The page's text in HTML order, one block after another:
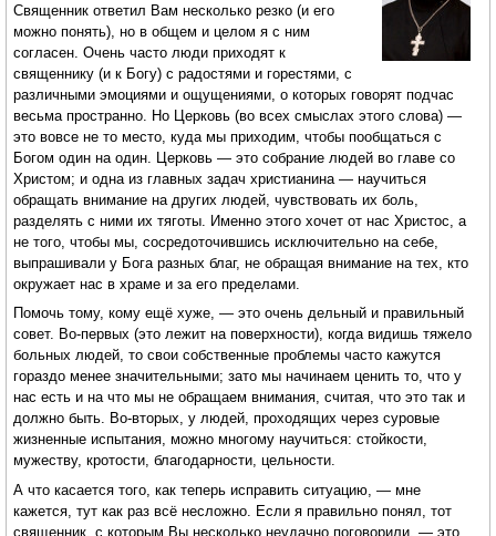
Священник ответил Вам несколько резко (и его
можно понять), но в общем и целом я с ним
согласен. Очень часто люди приходят к
священнику (и к Богу) с радостями и горестями, с
различными эмоциями и ощущениями, о которых говорят подчас
весьма пространно. Но Церковь (во всех смыслах этого слова) —
это вовсе не то место, куда мы приходим, чтобы пообщаться с
Богом один на один. Церковь — это собрание людей во главе со
Христом; и одна из главных задач христианина — научиться
обращать внимание на других людей, чувствовать их боль,
разделять с ними их тяготы. Именно этого хочет от нас Христос, а
не того, чтобы мы, сосредоточившись исключительно на себе,
выпрашивали у Бога разных благ, не обращая внимание на тех, кто
окружает нас в храме и за его пределами.
Помочь тому, кому ещё хуже, — это очень дельный и правильный
совет. Во-первых (это лежит на поверхности), когда видишь тяжело
больных людей, то свои собственные проблемы часто кажутся
гораздо менее значительными; зато мы начинаем ценить то, что у
нас есть и на что мы не обращаем внимания, считая, что это так и
должно быть. Во-вторых, у людей, проходящих через суровые
жизненные испытания, можно многому научиться: стойкости,
мужеству, кротости, благодарности, цельности.
А что касается того, как теперь исправить ситуацию, — мне
кажется, тут как раз всё несложно. Если я правильно понял, тот
священник, с которым Вы несколько неудачно поговорили, — это